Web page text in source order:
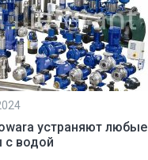
устраняют любые
с водой